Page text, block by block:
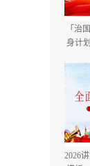
「治
身计
2026